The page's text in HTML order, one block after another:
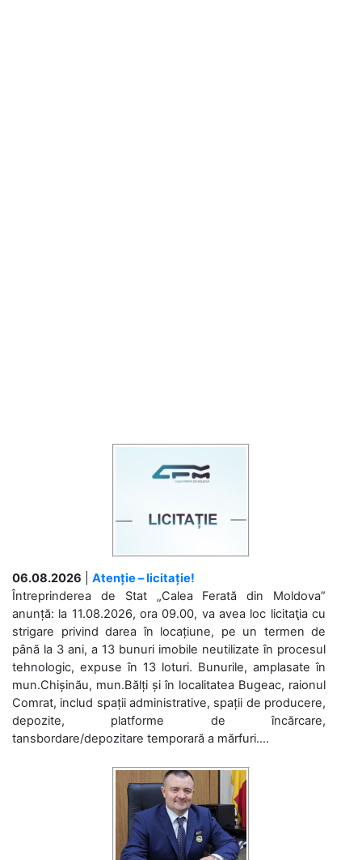
06.08.2026
Atenție – licitație!
Întreprinderea de Stat „Calea Ferată din Moldova”
anunță: la 11.08.2026, ora 09.00, va avea loc licitaţia cu
strigare privind darea în locațiune, pe un termen de
până la 3 ani, a 13 bunuri imobile neutilizate în procesul
tehnologic, expuse în 13 loturi. Bunurile, amplasate în
mun.Chișinău, mun.Bălți și în localitatea Bugeac, raionul
Comrat, includ spații administrative, spații de producere,
depozite, platforme de încărcare,
tansbordare/depozitare temporară a mărfuri....